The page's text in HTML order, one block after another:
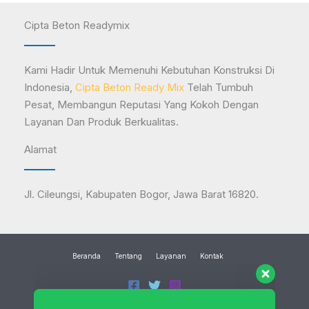
Cipta Beton Readymix
Kami Hadir Untuk Memenuhi Kebutuhan Konstruksi Di
Indonesia, Cipta Beton Ready Mix Telah Tumbuh
Pesat, Membangun Reputasi Yang Kokoh Dengan
Layanan Dan Produk Berkualitas.
Alamat
Jl. Cileungsi, Kabupaten Bogor, Jawa Barat 16820.
Beranda Tentang Layanan Kontak
6281943345790
Available